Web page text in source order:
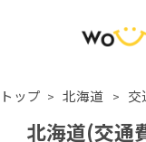
トップ 北海道 交
北海道(交通